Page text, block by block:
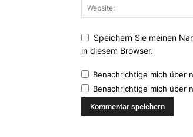
Speichern Sie meinen
in diesem Browser.
Benachrichtige mich über
Benachrichtige mich über